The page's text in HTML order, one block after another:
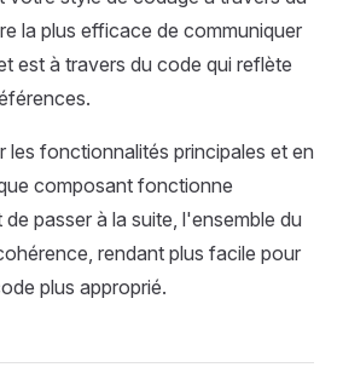
la plus efficace de communiquer
est à travers du code qui reflète
les fonctionnalités principales et en
composant fonctionne
passer à la suite, l'ensemble du
rendant plus facile pour
plus approprié.